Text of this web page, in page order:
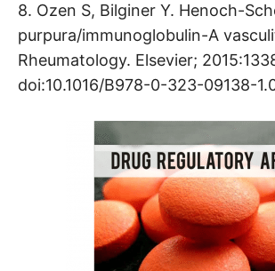
8. Ozen S, Bilginer Y. Henoch-
purpura/immunoglobulin-A
Rheumatology. Elsevier;
doi:10.1016/B978-0-323-09138-